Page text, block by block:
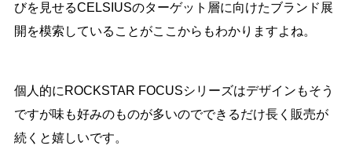
びを見せるCELSIUSのターゲット層に向けたブランド展
開を模索していることがここからもわかりますよね。
個人的にROCKSTAR FOCUSシリーズはデザインもそう
ですが味も好みのものが多いのでできるだけ長く販売が
続くと嬉しいです。